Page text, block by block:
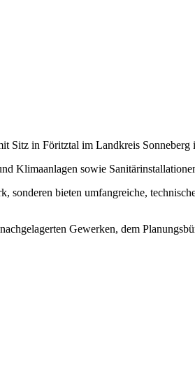
Sitz in Föritztal im Landkreis Sonneberg
Klimaanlagen sowie
sonderen bieten umfangreiche,
Gewerken, dem